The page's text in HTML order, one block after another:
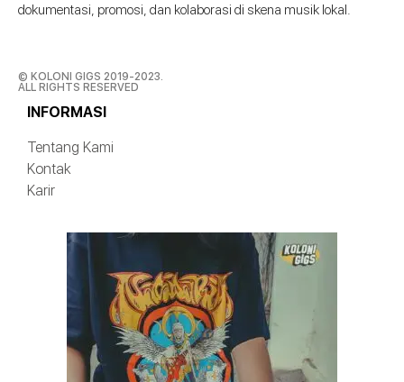
dokumentasi, promosi, dan kolaborasi di skena musik lokal.
© KOLONI GIGS 2019-2023.
ALL RIGHTS RESERVED
INFORMASI
Tentang Kami
Kontak
Karir